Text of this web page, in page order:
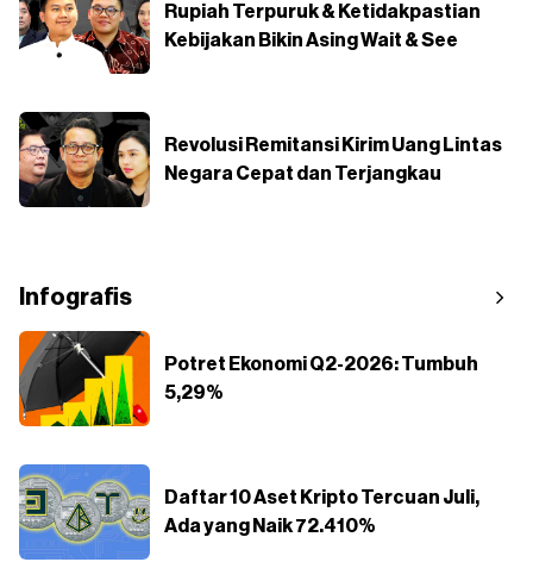
Rupiah Terpuruk & Ketidakpastian
Kebijakan Bikin Asing Wait & See
Revolusi Remitansi Kirim Uang Lintas
Negara Cepat dan Terjangkau
Infografis
Potret Ekonomi Q2-2026: Tumbuh
5,29%
Daftar 10 Aset Kripto Tercuan Juli,
Ada yang Naik 72.410%